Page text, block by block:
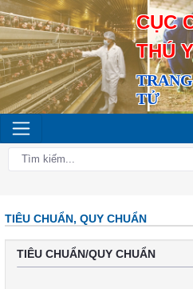
CỤC
THÚ
TỬ
TIÊU CHUẨN, QUY CHUẨN
TIÊU CHUẨN/QUY CHUẨN